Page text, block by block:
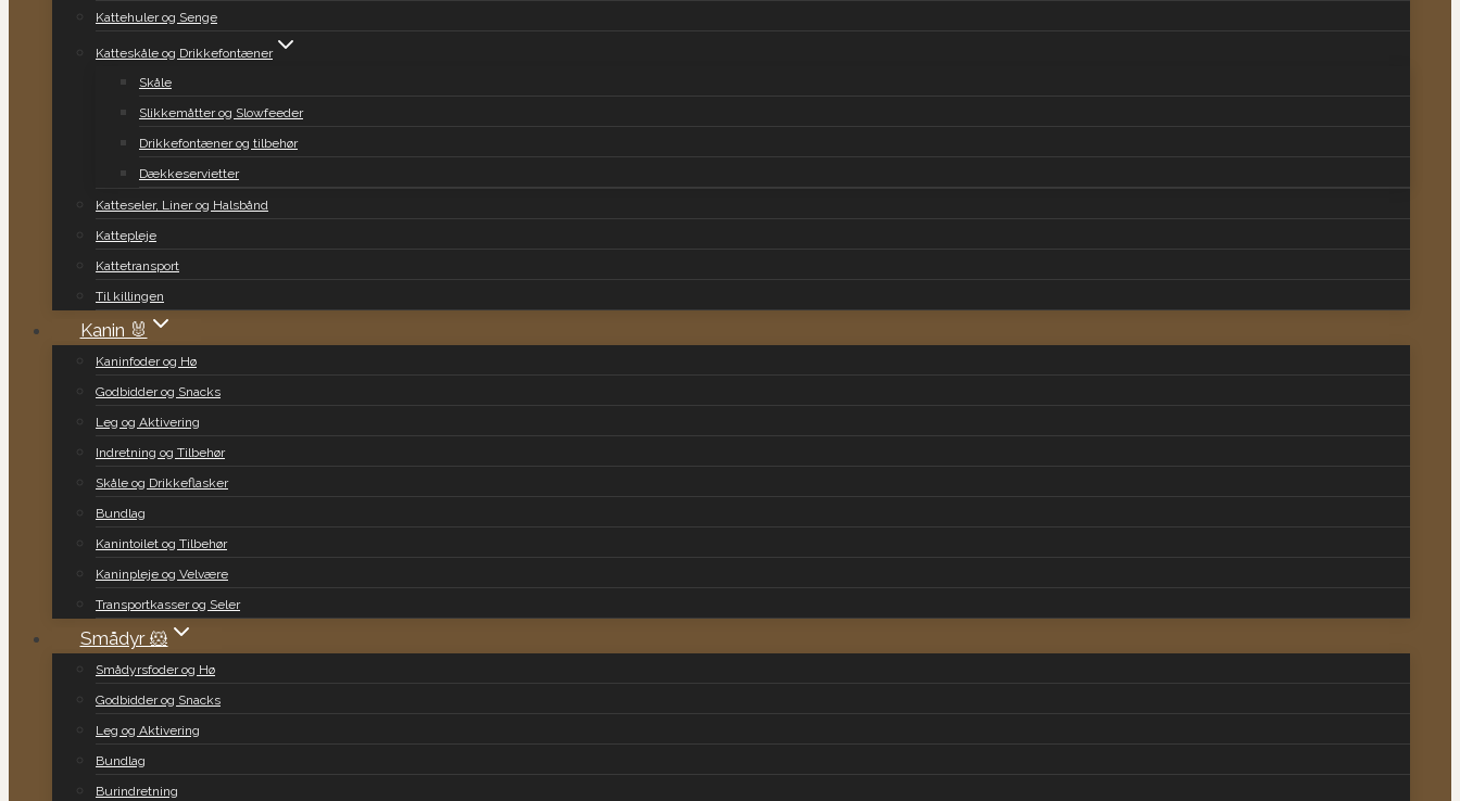
Kattehuler og Senge
Katteskåle og Drikkefontæner
Skåle
Slikkemåtter og Slowfeeder
Drikkefontæner og tilbehør
Dækkeservietter
Katteseler, Liner og Halsbånd
Kattepleje
Kattetransport
Til killingen
Kanin 🐰
Kaninfoder og Hø
Godbidder og Snacks
Leg og Aktivering
Indretning og Tilbehør
Skåle og Drikkeflasker
Bundlag
Kanintoilet og Tilbehør
Kaninpleje og Velvære
Transportkasser og Seler
Smådyr 🐹
Smådyrsfoder og Hø
Godbidder og Snacks
Leg og Aktivering
Bundlag
Burindretning